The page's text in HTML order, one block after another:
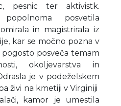
pesnic ter aktivistk.
posvetila
in magistrirala iz
kar se močno pozna v
posveča temam
okoljevarstva in
je v podeželskem
živi na kmetiji v Virginiji
kamor je umestila